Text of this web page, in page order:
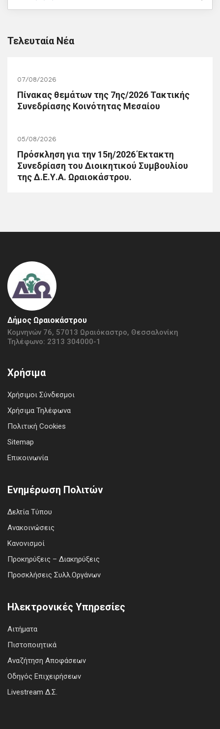
Τελευταία Νέα
07/08/2026
Πίνακας θεμάτων της 7ης/2026 Τακτικής
Συνεδρίασης Κοινότητας Μεσαίου
05/08/2026
Πρόσκληση για την 15η/2026 Έκτακτη
Συνεδρίαση του Διοικητικού Συμβουλίου
της Δ.Ε.Υ.Α. Ωραιοκάστρου.
Δήμος Ωραιοκάστρου
Κομνηνών 76, 57013 Ωραιόκαστρο, Θεσσαλονίκη
Τηλέφωνο: 2313 304000-1
Χρήσιμα
Χρήσιμοι Σύνδεσμοι
Χρήσιμα Τηλέφωνα
Πολιτική Cookies
Sitemap
Επικοινωνία
Ενημέρωση Πολιτών
Δελτία Τύπου
Ανακοινώσεις
Κανονισμοί
Προκηρύξεις – Διακηρύξεις
Προσκλήσεις Συλλ.Οργάνων
Ηλεκτρονικές Υπηρεσίες
Αιτήματα
Πιστοποιητικά
Αναζήτηση Αποφάσεων
Οδηγός Επιχειρήσεων
Livestream Δ.Σ.